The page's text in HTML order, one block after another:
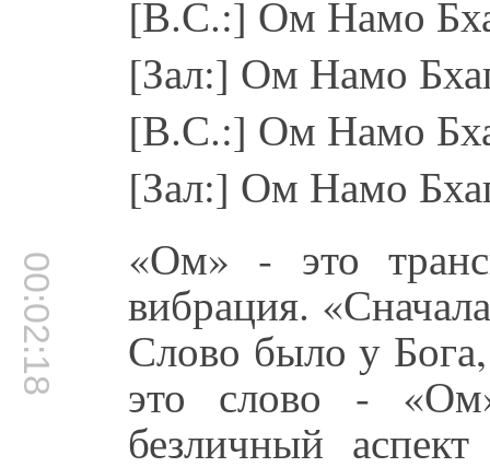
[В.С.:] Ом Намо
[Зал:] Ом Намо
[В.С.:] Ом Намо
[Зал:] Ом Намо
00:02:18 «Ом» - это
вибрация.
Слово было у
это слово -
безличный